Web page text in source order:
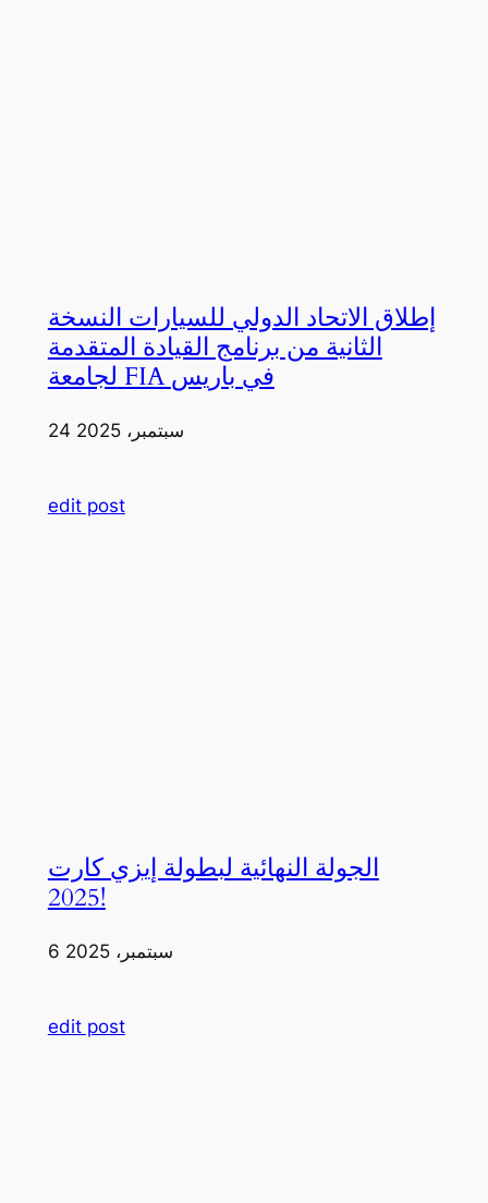
إطلاق الاتحاد الدولي للسيارات النسخة
الثانية من برنامج القيادة المتقدمة
لجامعة FIA في باريس
24 سبتمبر، 2025
edit post
الجولة النهائية لبطولة إيزي كارت
2025!
6 سبتمبر، 2025
edit post